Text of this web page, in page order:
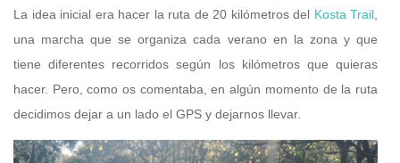
La idea inicial era hacer la ruta de 20 kilómetros del Kosta Trail
una marcha que se organiza cada verano en la zona y que
tiene diferentes recorridos según los kilómetros que quieras
hacer. Pero, como os comentaba, en algún momento de la ruta
decidimos dejar a un lado el GPS y dejarnos llevar.